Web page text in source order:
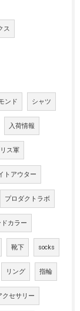
ス
ンド シャツ
入荷情報
ス軍
トアウター
プロダクトラボ
カラー
靴下 socks
リング 指輪
クセサリー